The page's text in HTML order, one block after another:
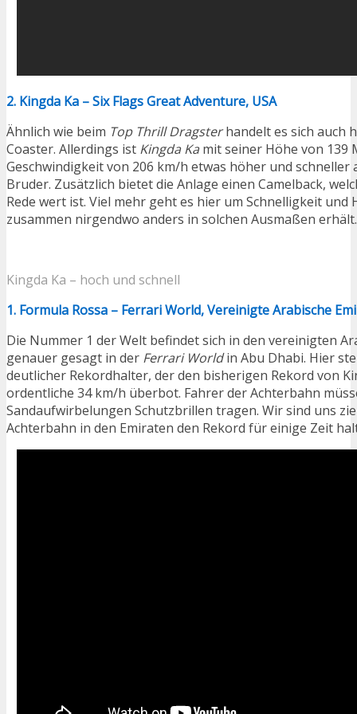
2. Kingda Ka – Six Flags Great Adventure, USA
Ähnlich wie beim Top Thrill Dragsterhandelt es sich auch
Coaster. Allerdings ist Kingda Ka mit seiner Höhe von 139
Geschwindigkeit von 206 km/h etwas höher und schneller
Bruder. Zusätzlich bietet die Anlage einen Camelback,
Rede wert ist. Viel mehr geht es hier um Schnelligkeit und
zusammen nirgendwo anders in solchen Ausmaßen erhält.
Kingda Ka – hoch und schnell
1. Formula Rossa – Ferrari World, Vereinigte Arabische
Die Nummer 1 der Welt befindet sich in den vereinigten
genauer gesagt in der Ferrari Worldin Abu Dhabi. Hier
deutlicher Rekordhalter, der den bisherigen Rekord von
ordentliche 34 km/h überbot. Fahrer der Achterbahn
Sandaufwirbelungen Schutzbrillen tragen. Wir sind uns
Achterbahn in den Emiraten den Rekord für einige Zeit